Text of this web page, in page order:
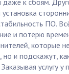
к сбоям.
ПО.
и потерю
которые
и подскажут,
услугу у